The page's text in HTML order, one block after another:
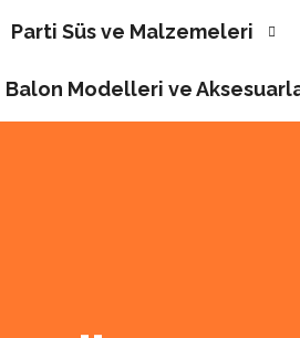
Parti Süs ve Malzemeleri
Balon Modelleri ve